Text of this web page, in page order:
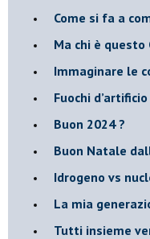
Come si fa a
Ma chi è questo
Immaginare le
​Fuochi
Buon 2024 ?
​Buon Natale
​Idrogeno vs
​La mia
​Tutti insieme